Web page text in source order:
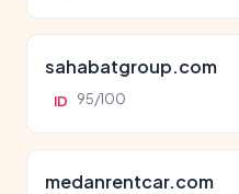
sahabatgroup.com
ID 95/100
medanrentcar.com